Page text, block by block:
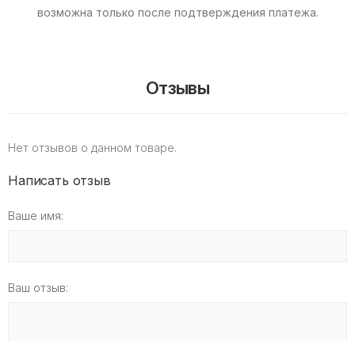
возможна только после подтверждения платежа.
Отзывы
Нет отзывов о данном товаре.
Написать отзыв
Ваше имя:
Ваш отзыв: